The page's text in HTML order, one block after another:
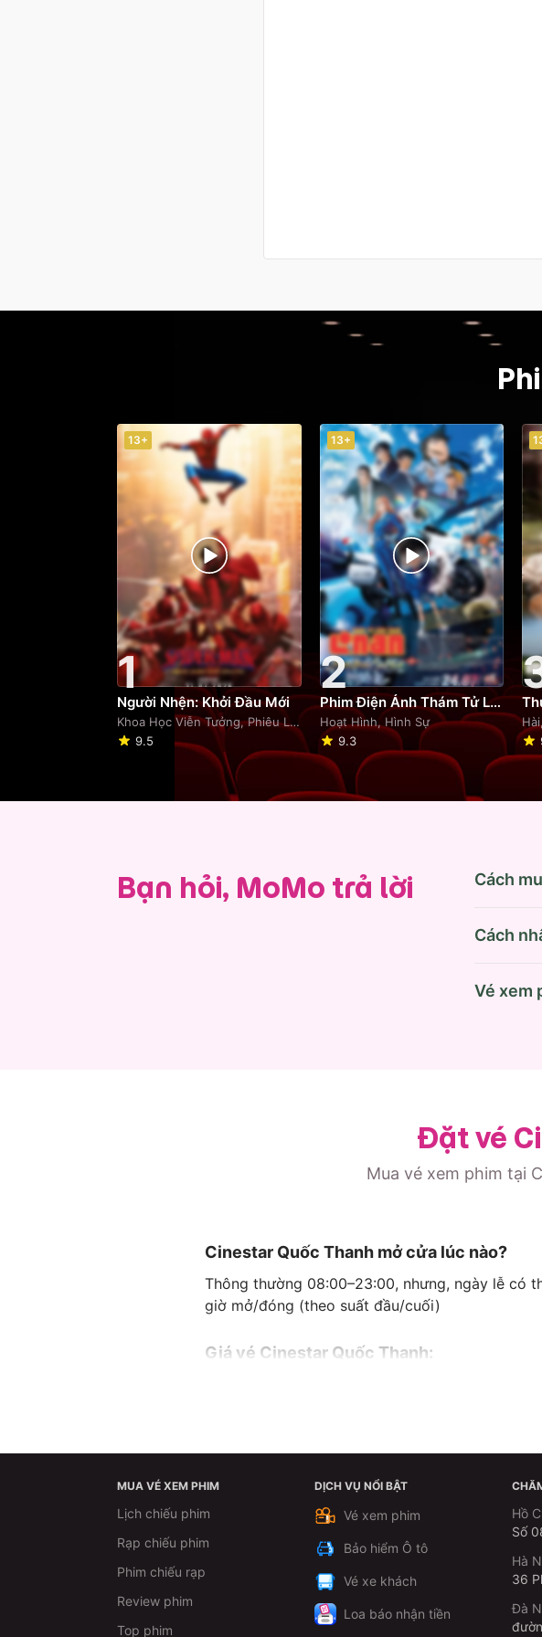
13+
1
Người Nhện: Khởi Đầu Mới
Khoa Học Viễn Tưởng, Phiêu Lưu
9.5
13+
2
Phim Điện Ảnh Thám Tử Lừng Danh Conan: Thiên Thần Sa Ngã Trên Xa Lộ
Hoạt Hình, Hình Sự
9.3
Bạn hỏi, MoMo trả lời Cách
Cách
Vé xem
Đặt vé
Mua vé xem phim tại
Cinestar Quốc Thanh mở cửa lúc nào?
Thông thường 08:00–23:00, nhưng, ngày lễ có
giờ mở/đóng (theo suất đầu/cuối)
Giá vé Cinestar Quốc Thanh:
Suất trước 17h
THỨ 2 - 4 - 5
THỨ 6 - 7 - CN
MUA VÉ XEM PHIM
Lịch chiếu phim
Rạp chiếu phim
Phim chiếu rạp
Review phim
Top phim
DỊCH VỤ NỔI BẬT
Vé xem phim
Bảo hiểm Ô tô
Vé xe khách
Loa báo nhận tiền
Hồ
Số
Hà
36
Đà